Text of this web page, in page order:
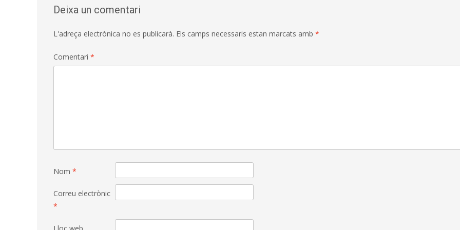
Deixa un comentari
L'adreça electrònica no es publicarà. Els camps necessaris estan marcats amb *
Comentari *
Nom *
Correu electrònic
*